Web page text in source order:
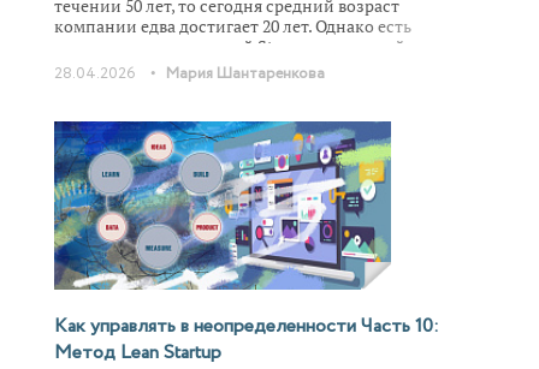
течении 50 лет, то сегодня средний возраст
компании едва достигает 20 лет. Однако есть
компании – от шведской Stora, до японской
Sumitomo – которые процветают столетиями,
сохраняя удивительную гибкость. Эту
Ари де Гиус объяснил через метафору живого
организма («Живая компания. Рост, научение и
долгожительство в деловой среде»). Он
противопоставил взгляд на компанию, как на живой
организм, привычному нам пониманию компании
как машины для извлечения прибыли. Живая
компания обладает собственным «инстинктом
самосохранения» и способностью к обучению, что
позволяет ей не просто выживать, а органически
расти в условиях хаоса.
28.04.2026 • Мария Шантаренкова
Как управлять в неопределенности Часть 10:
Метод Lean Startup